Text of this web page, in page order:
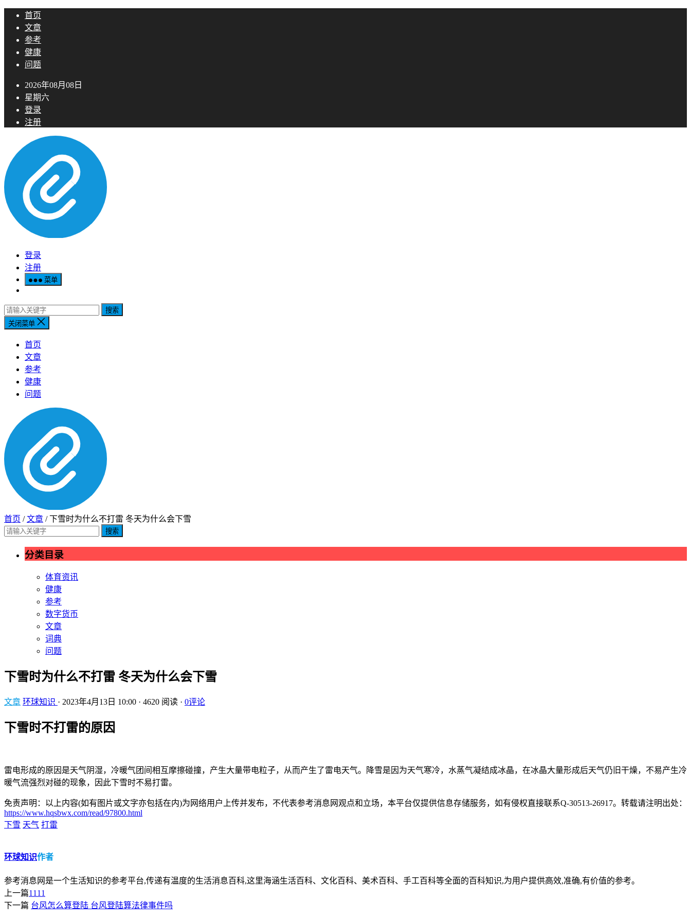
首页
文章
参考
健康
问题
2026年08月08日
星期六
登录
注册
登录
注册
菜单
搜索
关闭菜单
首页
文章
参考
健康
问题
首页 /文章 / 下雪时为什么不打雷 冬天为什么会下雪
搜索
分类目录
体育资讯
健康
参考
数字货币
文章
词典
问题
下雪时为什么不打雷 冬天为什么会下雪
文章 环球知识 · 2023年4月13日 10:00 · 4620 阅读 · 0评论
下雪时不打雷的原因
雷电形成的原因是天气阴湿，冷暖气团间相互摩擦碰撞，产生大量带电粒子，从而产生了雷电天气。降雪是因为天气寒冷，水蒸气凝结成冰晶，在冰晶大量形成后天气仍旧干燥，不易产生冷
暖气流强烈对碰的现象，因此下雪时不易打雷。
免责声明：以上内容(如有图片或文字亦包括在内)为网络用户上传并发布，不代表参考消息网观点和立场，本平台仅提供信息存储服务，如有侵权直接联系Q-30513-26917。转载请注明出处：
https://www.hqsbwx.com/read/97800.html
下雪 天气 打雷
环球知识作者
参考消息网是一个生活知识的参考平台,传递有温度的生活消息百科,这里海涵生活百科、文化百科、美术百科、手工百科等全面的百科知识,为用户提供高效,准确,有价值的参考。
上一篇1111
下一篇 台风怎么算登陆 台风登陆算法律事件吗